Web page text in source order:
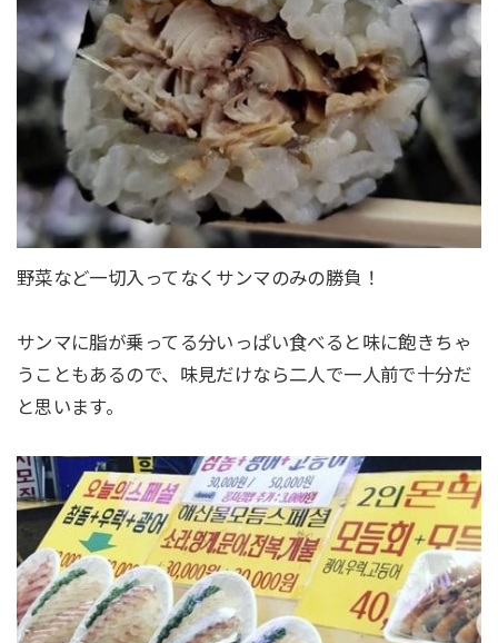
野菜など一切入ってなくサンマのみの勝負！
サンマに脂が乗ってる分いっぱい食べると味に飽きちゃ
うこともあるので、味見だけなら二人で一人前で十分だ
と思います。